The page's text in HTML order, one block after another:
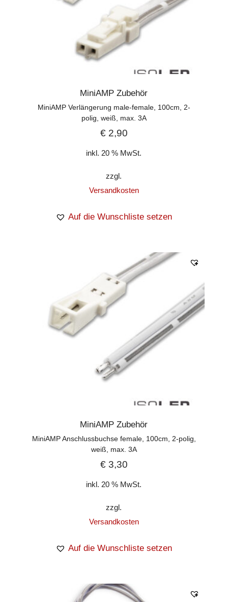
MiniAMP Zubehör
MiniAMP Verlängerung male-female, 100cm, 2-
polig, weiß, max. 3A
€2,90
inkl. 20 % MwSt.
zzgl.
Versandkosten
Auf die Wunschliste setzen
MiniAMP Zubehör
MiniAMP Anschlussbuchse female, 100cm, 2-polig,
weiß, max. 3A
€3,30
inkl. 20 % MwSt.
zzgl.
Versandkosten
Auf die Wunschliste setzen